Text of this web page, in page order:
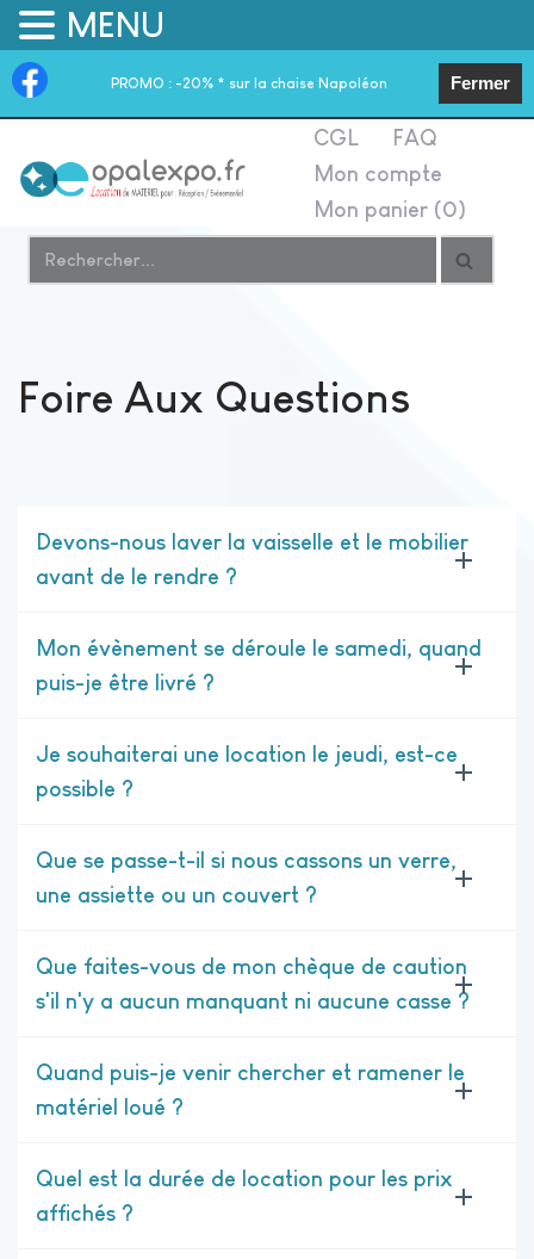
PROMO : -20% * sur la chaise Napoléon Fermer
Aller
contenu
CGL
FAQ
Mon compte
Mon panier (0)
Foire Aux Questions
Devons-nous laver la vaisselle et le mobilier
avant de le rendre ?
Mon évènement se déroule le samedi, quand
puis-je être livré ?
Je souhaiterai une location le jeudi, est-ce
possible ?
Que se passe-t-il si nous cassons un verre,
une assiette ou un couvert ?
Que faites-vous de mon chèque de caution
s'il n'y a aucun manquant ni aucune casse ?
Quand puis-je venir chercher et ramener le
matériel loué ?
Quel est la durée de location pour les prix
affichés ?
MENU